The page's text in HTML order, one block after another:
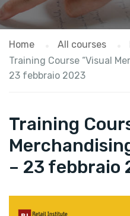
Home All courses
Training Course “Visual
23 febbraio 2023
Training
– 23 febbraio